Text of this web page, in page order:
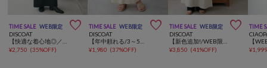
TIME SALE WEB限定 
DISCOAT
¥2,750 (35%OFF)
TIME SALE WEB限定 
DISCOAT
¥1,980 (37%OFF)
TIME SALE WEB限定 
DISCOAT
¥3,850 (41%OFF)
TIME
¥